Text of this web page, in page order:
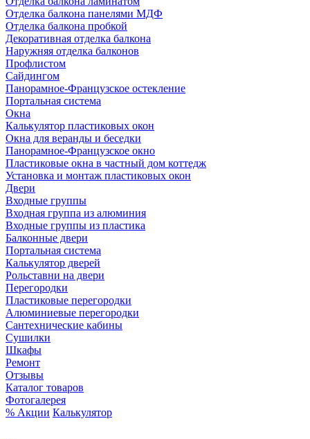
Отделка балкона панелями МДФ
Отделка балкона пробкой
Декоративная отделка балкона
Наружняя отделка балконов
Профлистом
Сайдингом
Панорамное-Французское остекление
Портальная система
Окна
Калькулятор пластиковых окон
Окна для веранды и беседки
Панорамное-Французское окно
Пластиковые окна в частный дом коттедж
Установка и монтаж пластиковых окон
Двери
Входные группы
Входная группа из алюминия
Входные группы из пластика
Балконные двери
Портальная система
Калькулятор дверей
Рольставни на двери
Перегородки
Пластиковые перегородки
Алюминиевые перегородки
Сантехнические кабины
Сушилки
Шкафы
Ремонт
Отзывы
Каталог товаров
Фотогалерея
% Акции Калькулятор